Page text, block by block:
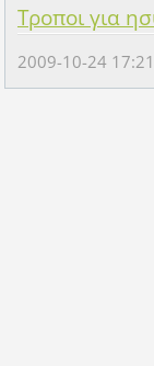
Τροποι για
2009-10-24 17:21